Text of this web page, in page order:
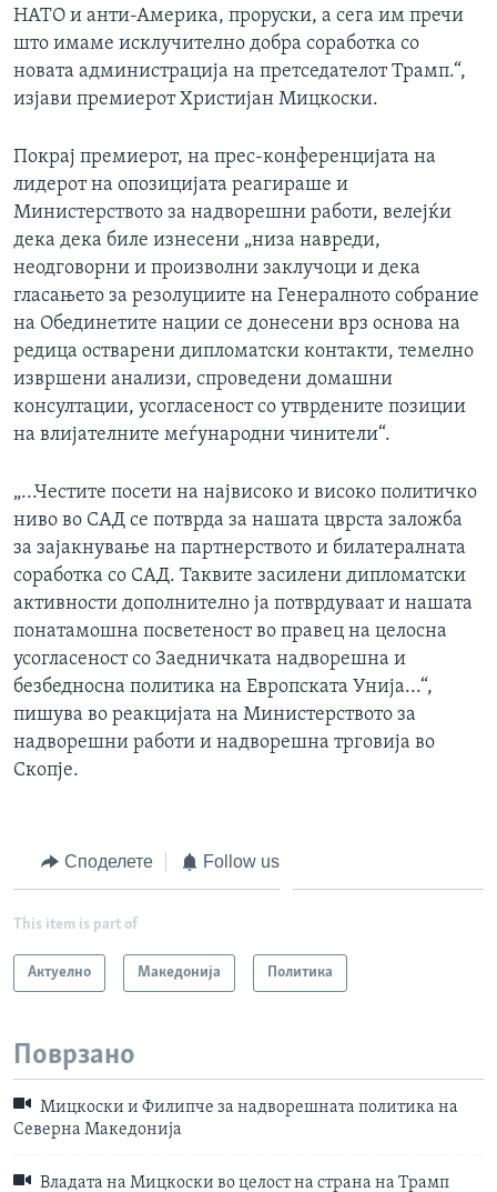
НАТО и анти-Америка, проруски, а сега им пречи
што имаме исклучително добра соработка со
новата администрација на претседателот Трамп.“,
изјави премиерот Христијан Мицкоски.
Покрај премиерот, на прес-конференцијата на
лидерот на опозицијата реагираше и
Министерството за надворешни работи, велејќи
дека дека биле изнесени „низа навреди,
неодговорни и произволни заклучоци и дека
гласањето за резолуциите на Генералното собрание
на Обединетите нации се донесени врз основа на
редица остварени дипломатски контакти, темелно
извршени анализи, спроведени домашни
консултации, усогласеност со утврдените позиции
на влијателните меѓународни чинители“.
„...Честите посети на највисоко и високо политичко
ниво во САД се потврда за нашата цврста заложба
за зајакнување на партнерството и билатералната
соработка со САД. Таквите засилени дипломатски
активности дополнително ја потврдуваат и нашата
понатамошна посветеност во правец на целосна
усогласеност со Заедничката надворешна и
безбедносна политика на Европската Унија...“,
пишува во реакцијата на Министерството за
надворешни работи и надворешна трговија во
Скопје.
Споделете Follow us
This item is part of
Актуелно Македонија Политика
Поврзано
Мицкоски и Филипче за надворешната политика на
Северна Македонија
Владата на Мицкоски во целост на страна на Трамп